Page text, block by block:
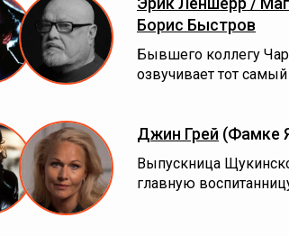
Борис Быстров
Бывшего коллегу
озвучивает тот
Джин Грей (Фамке
Выпускница
главную